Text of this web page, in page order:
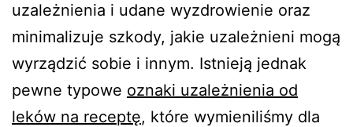
uzależnienia i udane wyzdrowienie oraz
minimalizuje szkody, jakie uzależnieni mogą
wyrządzić sobie i innym. Istnieją jednak
pewne typowe oznaki uzależnienia od
leków na receptę, które wymieniliśmy dla